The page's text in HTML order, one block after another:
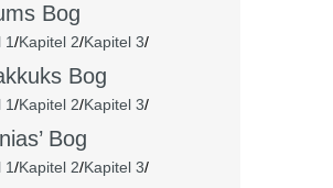
Bog
1/Kapitel 2/Kapitel 3/
Bog
1/Kapitel 2/Kapitel 3/
Bog
1/Kapitel 2/Kapitel 3/